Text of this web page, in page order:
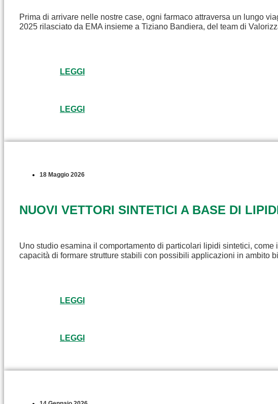
Prima di arrivare nelle nostre case, ogni farmaco attraversa un lungo
2025 rilasciato da EMA insieme a Tiziano Bandiera, del team di
LEGGI
LEGGI
18 Maggio 2026
NUOVI VETTORI SINTETICI A BASE DI
Uno studio esamina il comportamento di particolari lipidi sintetici,
capacità di formare strutture stabili con possibili applicazioni in ambito
LEGGI
LEGGI